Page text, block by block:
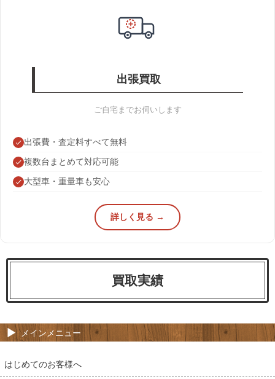
出張買取
ご自宅までお伺いします
出張費・査定料すべて無料
複数台まとめて対応可能
大型車・重量車も安心
詳しく見る →
買取実績
メインメニュー
はじめてのお客様へ